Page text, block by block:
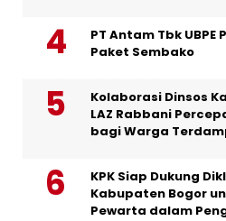
PT Antam Tbk UBPE
Paket Sembako
Kolaborasi Dinsos
LAZ Rabbani
bagi Warga
KPK Siap Dukung
Kabupaten Bogor
Pewarta dalam